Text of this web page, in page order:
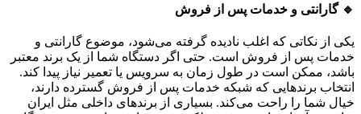
🔹 گارانتی و خدمات پس از فروش
یکی از نکاتی که اغلب نادیده گرفته می‌شود، موضوع گارانتی و
خدمات پس از فروش است. حتی اگر دستگاه شما از یک برند معتبر
باشد، ممکن است در طول زمان به سرویس یا تعمیر نیاز پیدا کند.
انتخاب برندهایی که شبکه خدمات پس از فروش گسترده دارند،
خیال شما را راحت می‌کند. بسیاری از برندهای داخلی مثل ایران